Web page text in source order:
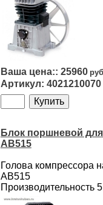
25960
4021210070
Блок поршневой
AB515
Голова компрессора
AB515
Производительность